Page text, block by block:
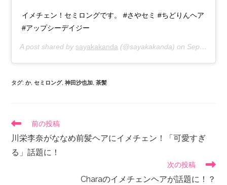
イメチェン！セミロングです。 #さやセミ #ちどりんヘア
#アップシーデイジー
A post shared by sayakakanda (@sayakakanda) on Sep 12, 2019 at 1:28am PDT
タグ:か, セミロング, 神田沙也加, 茶髪
前の投稿
川栄李奈がななめ前髪ヘアにイメチェン！「可愛すぎ
る」話題に！
次の投稿
Charaのイメチェンヘアが話題に！？